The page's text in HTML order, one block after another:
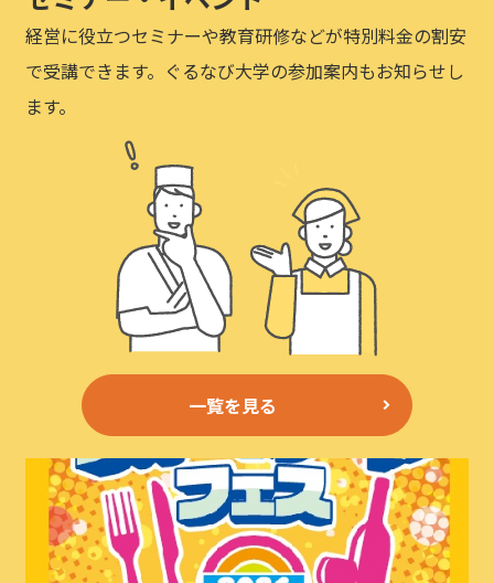
経営に役立つセミナーや教育研修などが特別料金の割安
で受講できます。ぐるなび大学の参加案内もお知らせし
ます。
一覧を見る